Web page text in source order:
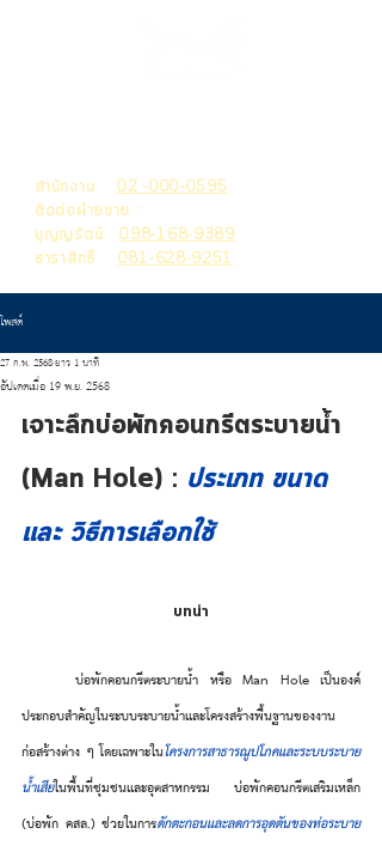
สำนักงาน 02 -000-0595
ติดต่อฝ่ายขาย :
บุญญรัตน์098-168-9389
ธาราสิทธิ์ 081-628-9251
โพสต์
27 ก.พ. 2568ยาว 1 นาที
อัปเดตเมื่อ 19 พ.ย. 2568
เจาะลึกบ่อพักคอนกรีตระบายน้ำ
(Man Hole) : ประเภท ขนาด
และ วิธีการเลือกใช้
บทนำ
	บ่อพักคอนกรีตระบายน้ำ หรือ Man Hole เป็นองค์
ประกอบสำคัญในระบบระบายน้ำและโครงสร้างพื้นฐานของงาน
ก่อสร้างต่าง ๆ โดยเฉพาะในโครงการสาธารณูปโภคและระบบระบาย
น้ำเสียในพื้นที่ชุมชนและอุตสาหกรรม บ่อพักคอนกรีตเสริมเหล็ก
(บ่อพัก คสล.) ช่วยในการดักตะกอนและลดการอุดตันของท่อระบาย